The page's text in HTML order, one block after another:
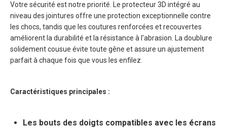
Votre sécurité est notre priorité. Le protecteur 3D intégré au
niveau des jointures offre une protection exceptionnelle contre
les chocs, tandis que les coutures renforcées et recouvertes
améliorent la durabilité et la résistance à l'abrasion. La doublure
solidement cousue évite toute gêne et assure un ajustement
parfait à chaque fois que vous les enfilez.
Caractéristiques principales :
Les bouts des doigts compatibles avec les écrans